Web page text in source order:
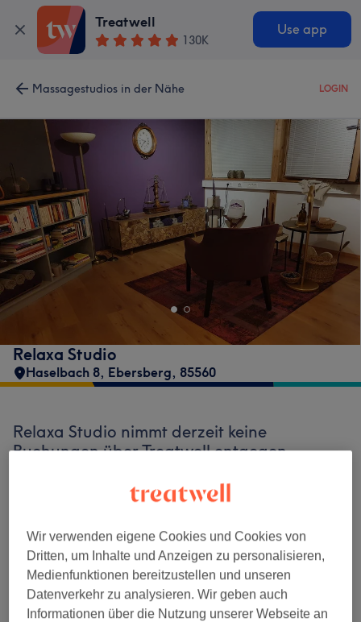
Treatwell
130K
Use app
Massagestudios in der Nähe LOGIN
Relaxa Studio
Haselbach 8, Ebersberg, 85560
Relaxa Studio nimmt derzeit keine
Buchungen über Treatwell entgegen.
verfügbare Salons in Ihrer Nähe zu
Dort warten viele erstklassige Profis
auf Ihren Besuch.
Finde die besten Salons in deiner Nähe
Wir verwenden eigene Cookies und Cookies von
Dritten, um Inhalte und Anzeigen zu personalisieren,
Medienfunktionen bereitzustellen und unseren
Datenverkehr zu analysieren. Wir geben auch
Informationen über die Nutzung unserer Webseite an